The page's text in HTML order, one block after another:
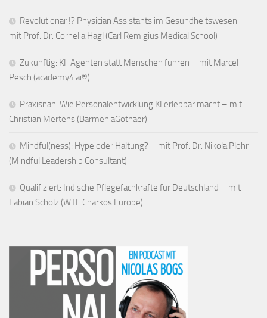
Revolutionär !? Physician Assistants im Gesundheitswesen –
mit Prof. Dr. Cornelia Hagl (Carl Remigius Medical School)
Zukünftig: KI-Agenten statt Menschen führen – mit Marcel
Pesch (academy4.ai®)
Praxisnah: Wie Personalentwicklung KI erlebbar macht – mit
Christian Mertens (BarmeniaGothaer)
Mindful(ness): Hype oder Haltung? – mit Prof. Dr. Nikola Plohr
(Mindful Leadership Consultant)
Qualifiziert: Indische Pflegefachkräfte für Deutschland – mit
Fabian Scholz (WTE Charkos Europe)